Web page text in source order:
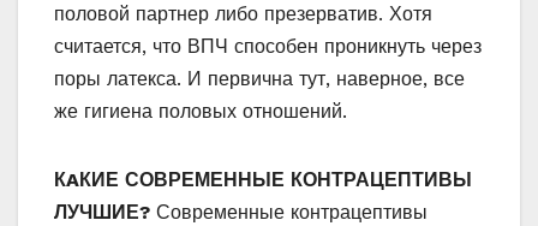
половой партнер либо презерватив. Хотя
считается, что ВПЧ способен проникнуть через
поры латекса. И первична тут, наверное, все
же гигиена половых отношений.
КAКИЕ СОВРЕМЕННЫЕ КОНТРАЦЕПТИВЫ
ЛУЧШИЕ? Современные контрацептивы